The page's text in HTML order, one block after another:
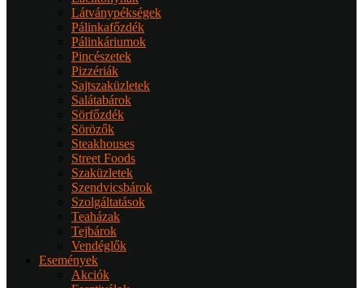
Látványpékségek
Pálinkafőzdék
Pálinkáriumok
Pincészetek
Pizzériák
Sajtszaküzletek
Salátabárok
Sörfőzdék
Sörözők
Steakhouses
Street Foods
Szaküzletek
Szendvicsbárok
Szolgáltatások
Teaházak
Tejbárok
Vendéglők
Események
Akciók